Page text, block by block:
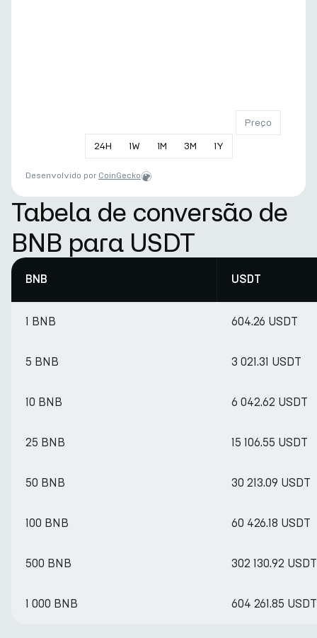
24H 1W 1M 3M 1Y
Preço
Desenvolvido por CoinGecko
Tabela de conversão de
BNB para USDT
BNB USDT
1 BNB 604.26 USDT
5 BNB 3 021.31 USDT
10 BNB 6 042.62 USDT
25 BNB 15 106.55 USDT
50 BNB 30 213.09 USDT
100 BNB 60 426.18 USDT
500 BNB 302 130.92 USDT
1 000 BNB 604 261.85 USDT